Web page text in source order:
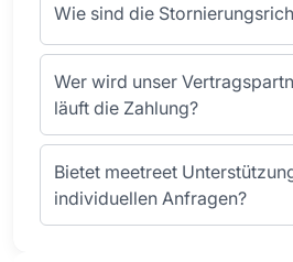
Wie sind die
Wer wird unser
läuft die Zahlung?
Bietet meetreet
individuellen Anfragen?